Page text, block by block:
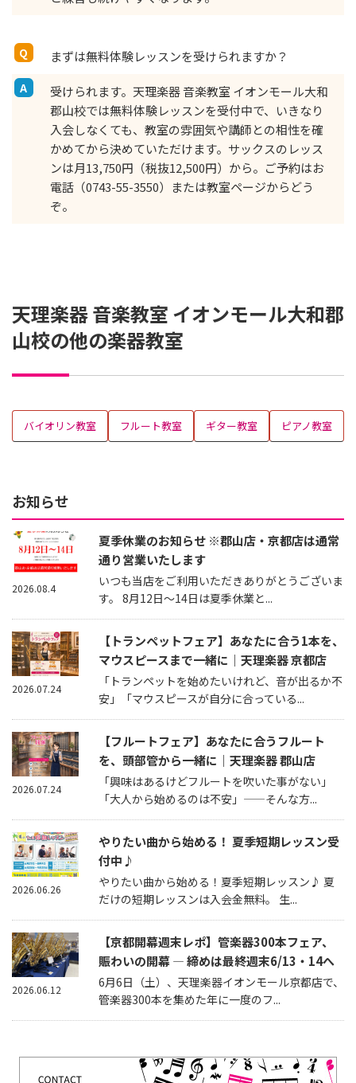
まずは無料体験レッスンを受けられますか？
受けられます。天理楽器 音楽教室 イオンモール大和
郡山校では無料体験レッスンを受付中で、いきなり
入会しなくても、教室の雰囲気や講師との相性を確
かめてから決めていただけます。サックスのレッス
ンは月13,750円（税抜12,500円）から。ご予約はお
電話（0743-55-3550）または教室ページからどう
ぞ。
天理楽器 音楽教室 イオンモール大和郡
山校の他の楽器教室
バイオリン教室 フルート教室 ギター教室 ピアノ教室
お知らせ
夏季休業のお知らせ ※郡山店・京都店は通常
通り営業いたします
いつも当店をご利用いただきありがとうございま
す。 8月12日～14日は夏季休業と...
2026.08.4
【トランペットフェア】あなたに合う1本を、
マウスピースまで一緒に｜天理楽器 京都店
「トランペットを始めたいけれど、音が出るか不
安」「マウスピースが自分に合っている...
2026.07.24
【フルートフェア】あなたに合うフルート
を、頭部管から一緒に｜天理楽器 郡山店
「興味はあるけどフルートを吹いた事がない」
「大人から始めるのは不安」——そんな方...
2026.07.24
やりたい曲から始める！ 夏季短期レッスン受
付中♪
やりたい曲から始める！夏季短期レッスン♪ 夏
だけの短期レッスンは入会金無料。 生...
2026.06.26
【京都開幕週末レポ】管楽器300本フェア、
賑わいの開幕 — 締めは最終週末6/13・14へ
6月6日（土）、天理楽器イオンモール京都店で、
管楽器300本を集めた年に一度のフ...
2026.06.12